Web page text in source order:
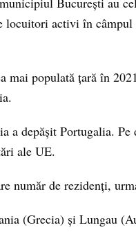
locuitori activi în
mai populată țară în
a depășit Portugalia.
ale UE.
de rezidenți,
(Grecia) și Lungau